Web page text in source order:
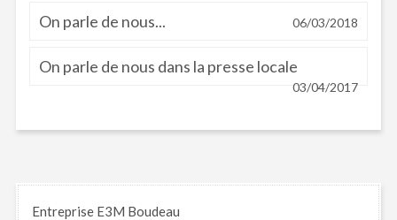
On parle de nous... 06/03/2018
On parle de nous dans la presse locale
03/04/2017
Entreprise E3M Boudeau